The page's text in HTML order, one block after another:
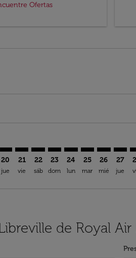
Ofertas
cmp-view-offers-disclaimer.
BEM–LBV: cmp-view-offers-
20
jue
BEM–LBV: cmp-view-offers-
21
vie
BEM–LBV: cmp-view-
22
sáb
BEM–LBV: cmp-view-
23
dom
BEM–LBV: cmp-
24
lun
BEM–LBV:
25
mar
26
mié
27
jue
de Royal